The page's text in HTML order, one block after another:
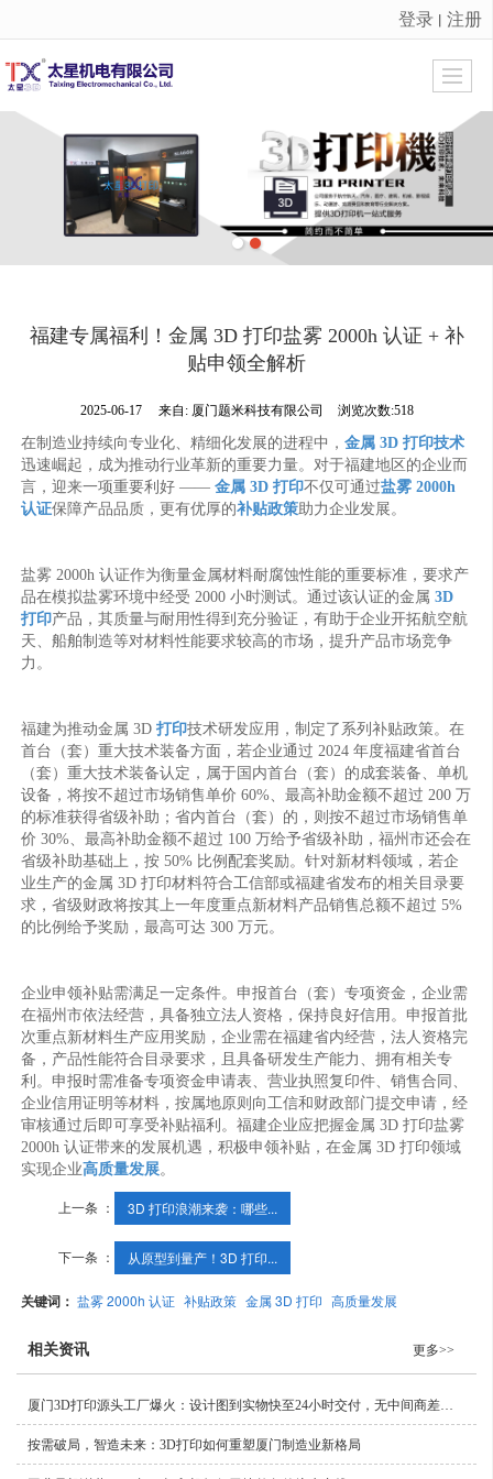
很遗憾，因您的浏览器版本过低导致无法获得最佳浏览体验，推荐下载安装谷歌浏览器！
登录 丨 注册
福建专属福利！金属 3D 打印盐雾 2000h 认证 + 补
贴申领全解析
2025-06-17 来自: 厦门题米科技有限公司 浏览次数:518
在制造业持续向专业化、精细化发展的进程中，金属 3D 打印技术
迅速崛起，成为推动行业革新的重要力量。对于福建地区的企业而
言，迎来一项重要利好 ——金属 3D 打印不仅可通过盐雾 2000h
认证保障产品品质，更有优厚的补贴政策助力企业发展。
盐雾 2000h 认证作为衡量金属材料耐腐蚀性能的重要标准，要求产
品在模拟盐雾环境中经受 2000 小时测试。通过该认证的金属3D
打印产品，其质量与耐用性得到充分验证，有助于企业开拓航空航
天、船舶制造等对材料性能要求较高的市场，提升产品市场竞争
力。
福建为推动金属 3D打印技术研发应用，制定了系列补贴政策。在
首台（套）重大技术装备方面，若企业通过 2024 年度福建省首台
（套）重大技术装备认定，属于国内首台（套）的成套装备、单机
设备，将按不超过市场销售单价 60%、最高补助金额不超过 200 万
的标准获得省级补助；省内首台（套）的，则按不超过市场销售单
价 30%、最高补助金额不超过 100 万给予省级补助，福州市还会在
省级补助基础上，按 50% 比例配套奖励。针对新材料领域，若企
业生产的金属 3D 打印材料符合工信部或福建省发布的相关目录要
求，省级财政将按其上一年度重点新材料产品销售总额不超过 5%
的比例给予奖励，最高可达 300 万元。
企业申领补贴需满足一定条件。申报首台（套）专项资金，企业需
在福州市依法经营，具备独立法人资格，保持良好信用。申报首批
次重点新材料生产应用奖励，企业需在福建省内经营，法人资格完
备，产品性能符合目录要求，且具备研发生产能力、拥有相关专
利。申报时需准备专项资金申请表、营业执照复印件、销售合同、
企业信用证明等材料，按属地原则向工信和财政部门提交申请，经
审核通过后即可享受补贴福利。福建企业应把握金属 3D 打印盐雾
2000h 认证带来的发展机遇，积极申领补贴，在金属 3D 打印领域
实现企业高质量发展。
上一条 ： 3D 打印浪潮来袭：哪些...
下一条 ： 从原型到量产！3D 打印...
关键词：盐雾 2000h 认证 补贴政策 金属 3D 打印 高质量发展
相关资讯 更多>>
厦门3D打印源头工厂爆火：设计图到实物快至24小时交付，无中间商差价直击成本痛点
按需破局，智造未来：3D打印如何重塑厦门制造业新格局